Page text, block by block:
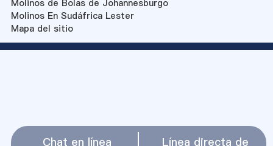
Molinos de Bolas de Johannesburgo
Molinos En Sudáfrica Lester
Mapa del sitio
Chat en línea Línea directa de